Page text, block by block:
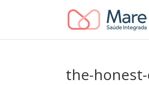
the-honest-